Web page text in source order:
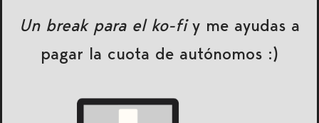
Un break para el ko-fiy me ayudas a
pagar la cuota de autónomos :)